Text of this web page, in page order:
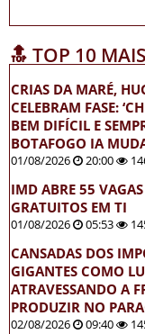
🔝 TOP 10
CRIAS DA MARÉ,
CELEBRAM FASE:
BEM DIFÍCIL E
BOTAFOGO IA
01/08/2026 20:00
IMD ABRE 55
GRATUITOS EM TI
01/08/2026 05:53
CANSADAS DOS
GIGANTES COMO
ATRAVESSANDO A
PRODUZIR NO
02/08/2026 09:40